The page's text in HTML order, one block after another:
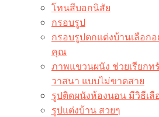
โทนสีบอกนิสัย
กรอบรูป
กรอบรูปตกแต่งบ้านเลือก
คุณ
ภาพแขวนผนัง ช่วยเรียกท
วาสนา แบบไม่ขาดสาย
รูปติดผนังห้องนอน มีวิธีเ
รูปแต่งบ้าน สวยๆ